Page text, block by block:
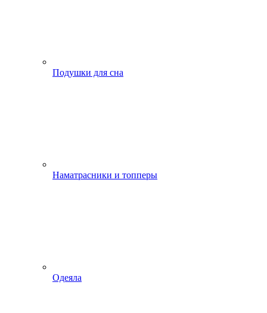
Подушки для сна
Наматрасники и топперы
Одеяла